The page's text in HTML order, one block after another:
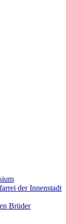
der Innenstadt
Brüder